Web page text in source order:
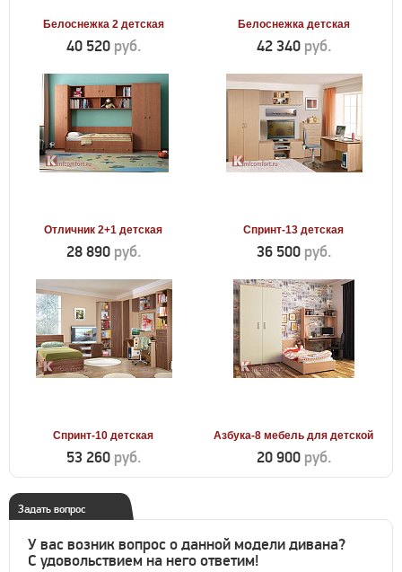
Белоснежка 2 детская
40 520 руб.
Белоснежка детская
42 340 руб.
Отличник 2+1 детская
28 890 руб.
Спринт-13 детская
36 500 руб.
Спринт-10 детская
53 260 руб.
Азбука-8 мебель для детской
20 900 руб.
Задать вопрос
У вас возник вопрос о данной модели дивана?
С удовольствием на него ответим!